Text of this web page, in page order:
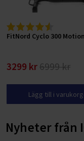
FitNord Cyclo 300
3299 kr 6999 kr
Lägg till i
Nyheter från